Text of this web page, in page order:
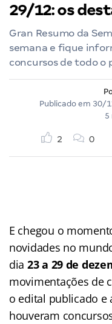
29/12: os
Gran Resumo da
semana e fique
concursos de todo o
Publicado em 30/
5
2 0
E chegou o
novidades no
dia 23 a 29 de
movimentações de
o edital publicado e
houveram